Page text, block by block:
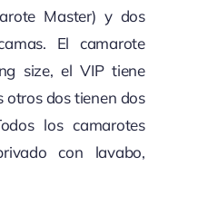
Master) y dos
El camarote
size, el VIP tiene
dos tienen dos
los camarotes
con lavabo,